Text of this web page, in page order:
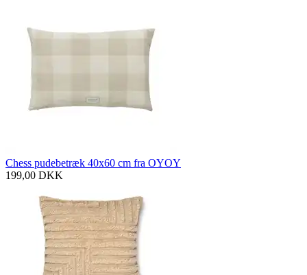
Chess pudebetræk 40x60 cm fra OYOY
199,00 DKK